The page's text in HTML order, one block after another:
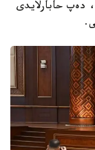
دەپ حابارلايدى